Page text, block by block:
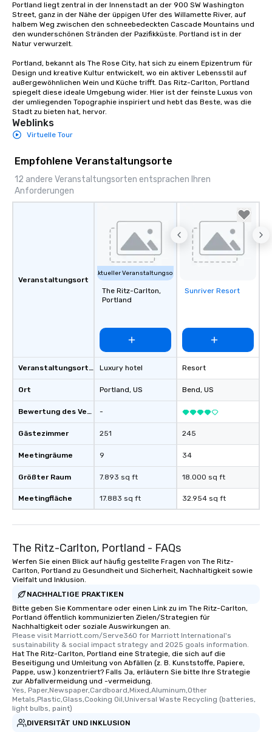
Portland liegt zentral in der Innenstadt an der 900 SW Washington
Street, ganz in der Nähe der üppigen Ufer des Willamette River, auf
halbem Weg zwischen den schneebedeckten Cascade Mountains und
den wunderschönen Stränden der Pazifikküste. Portland ist in der
Natur verwurzelt.
Portland, bekannt als The Rose City, hat sich zu einem Epizentrum für
Design und kreative Kultur entwickelt, wo ein aktiver Lebensstil auf
außergewöhnlichen Wein und Küche trifft. Das Ritz-Carlton, Portland
spiegelt diese ideale Umgebung wider. Hier ist der feinste Luxus von
der umliegenden Topographie inspiriert und hebt das Beste, was die
Stadt zu bieten hat, hervor.
Weblinks
Virtuelle Tour
Empfohlene Veranstaltungsorte
12 andere Veranstaltungsorten entsprachen Ihren
Anforderungen
Veranstaltungsort
Veranstaltungsortstyp
Ort
Bewertung des Veranstaltungsortes
Gästezimmer
Meetingräume
Größter Raum
Meetingfläche
Aktueller Veranstaltungsort
The Ritz-Carlton,
Portland
Luxury hotel
Portland, US
-
251
9
7.893 sq ft
17.883 sq ft
Removed from
Sunriver Resort
Resort
Bend, US
245
34
18.000 sq ft
32.954 sq ft
The Ritz-Carlton, Portland - FAQs
Werfen Sie einen Blick auf häufig gestellte Fragen von The Ritz-
Carlton, Portland zu Gesundheit und Sicherheit, Nachhaltigkeit sowie
Vielfalt und Inklusion.
NACHHALTIGE PRAKTIKEN
Bitte geben Sie Kommentare oder einen Link zu im The Ritz-Carlton,
Portland öffentlich kommunizierten Zielen/Strategien für
Nachhaltigkeit oder soziale Auswirkungen an.
Please visit Marriott.com/Serve360 for Marriott International's
sustainability & social impact strategy and 2025 goals information.
Hat The Ritz-Carlton, Portland eine Strategie, die sich auf die
Beseitigung und Umleitung von Abfällen (z. B. Kunststoffe, Papiere,
Pappe, usw.) konzentriert? Falls Ja, erläutern Sie bitte Ihre Strategie
zur Abfallvermeidung und -vermeidung.
Yes, Paper,Newspaper,Cardboard,Mixed,Aluminum,Other
Metals,Plastic,Glass,Cooking Oil,Universal Waste Recycling (batteries,
light bulbs, paint)
DIVERSITÄT UND INKLUSION